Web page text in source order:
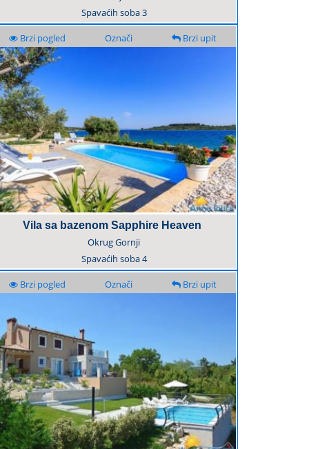
Spavaćih soba3
Brzi pogled Označi Brzi upit
Vila sa bazenom Sapphire Heaven
Okrug Gornji
Spavaćih soba4
Brzi pogled Označi Brzi upit